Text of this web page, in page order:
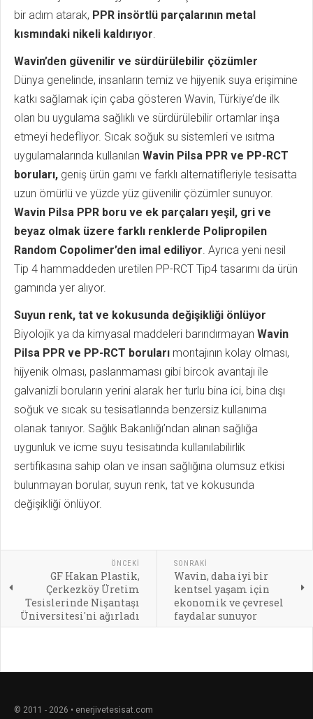
bir adım atarak, PPR insörtlü parçalarının metal
kısmındaki nikeli kaldırıyor.
Wavin’den güvenilir ve sürdürülebilir çözümler
Dünya genelinde, insanların temiz ve hijyenik suya erişimine
katkı sağlamak için çaba gösteren Wavin, Türkiye’de ilk
olan bu uygulama sağlıklı ve sürdürülebilir ortamlar inşa
etmeyi hedefliyor. Sıcak soğuk su sistemleri ve ısıtma
uygulamalarında kullanılan Wavin Pilsa PPR ve PP-RCT
boruları, geniş ürün gamı ve farklı alternatifleriyle tesisatta
uzun ömürlü ve yüzde yüz güvenilir çözümler sunuyor.
Wavin Pilsa PPR boru ve ek parçaları yeşil, gri ve
beyaz olmak üzere farklı renklerde Polipropilen
Random Copolimer’den imal ediliyor. Ayrıca yeni nesil
Tip 4 hammaddeden uretilen PP-RCT Tip4 tasarımı da ürün
gamında yer alıyor.
Suyun renk, tat ve kokusunda değişikliği önlüyor
Biyolojik ya da kimyasal maddeleri barındırmayan Wavin
Pilsa PPR ve PP-RCT boruları montajının kolay olması,
hijyenik olması, paslanmaması gibi bircok avantajı ile
galvanizli boruların yerini alarak her turlu bina ici, bina dışı
soğuk ve sıcak su tesisatlarında benzersiz kullanıma
olanak tanıyor. Sağlık Bakanlığı’ndan alınan sağlığa
uygunluk ve icme suyu tesisatında kullanılabilirlik
sertifikasına sahip olan ve insan sağlığına olumsuz etkisi
bulunmayan borular, suyun renk, tat ve kokusunda
değişikliği önlüyor.
ÖNCEKI
GF Hakan Plastik,
Çerkezköy Üretim
Tesislerinde Nişantaşı
Üniversitesi'ni ağırladı
SONRAKI
Wavin, daha iyi bir
kentsel yaşam için
ekonomik ve çevresel
faydalar sunuyor
© 2011 - 2026 • enerjivetesisat.com